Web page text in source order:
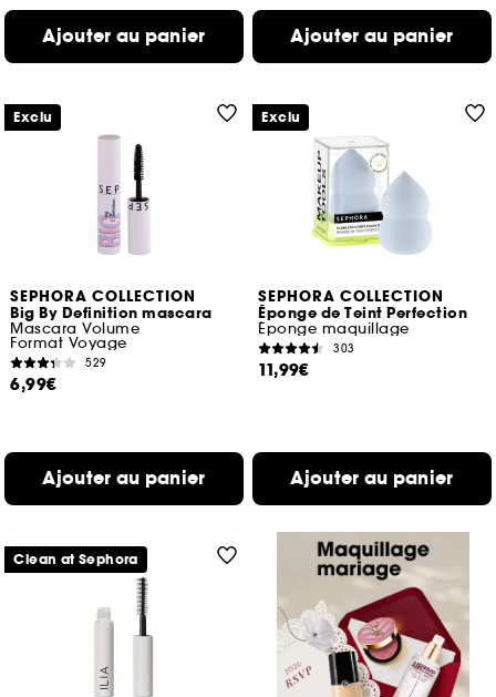
Ajouter au panier Ajouter au panier
SEPHORA COLLECTION
Big By Definition mascara
Mascara Volume
Format Voyage
529
6,99€
Ajouter au panier
Exclu
SEPHORA COLLECTION
Éponge de Teint Perfection
Éponge maquillage
303
11,99€
Ajouter au panier
Exclu
Clean at Sephora